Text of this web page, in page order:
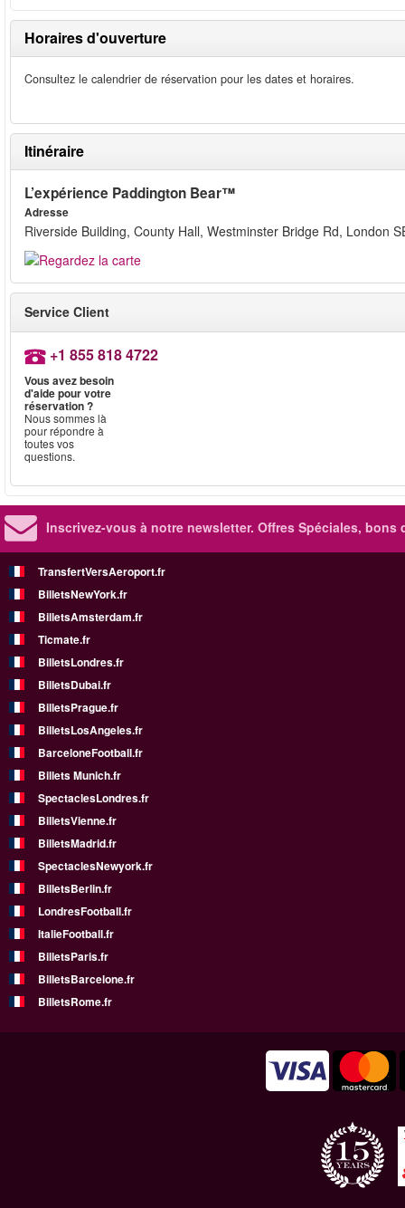
Horaires d'ouverture
Consultez le calendrier de réservation pour les dates et horaires.
Itinéraire
L’expérience Paddington Bear™
Adresse
Riverside Building, County Hall, Westminster Bridge Rd, London
Service Client
+1 855 818 4722
Vous avez besoin
d'aide pour votre
réservation ?
Nous sommes là
pour répondre à
toutes vos
questions.
Inscrivez-vous à notre newsletter. Offres Spéciales, bons
TransfertVersAeroport.fr
BilletsNewYork.fr
BilletsAmsterdam.fr
Ticmate.fr
BilletsLondres.fr
BilletsDubai.fr
BilletsPrague.fr
BilletsLosAngeles.fr
BarceloneFootball.fr
Billets Munich.fr
SpectaclesLondres.fr
BilletsVienne.fr
BilletsMadrid.fr
SpectaclesNewyork.fr
BilletsBerlin.fr
LondresFootball.fr
ItalieFootball.fr
BilletsParis.fr
BilletsBarcelone.fr
BilletsRome.fr